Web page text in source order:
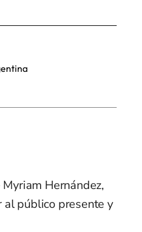
Hernández,
al público presente y